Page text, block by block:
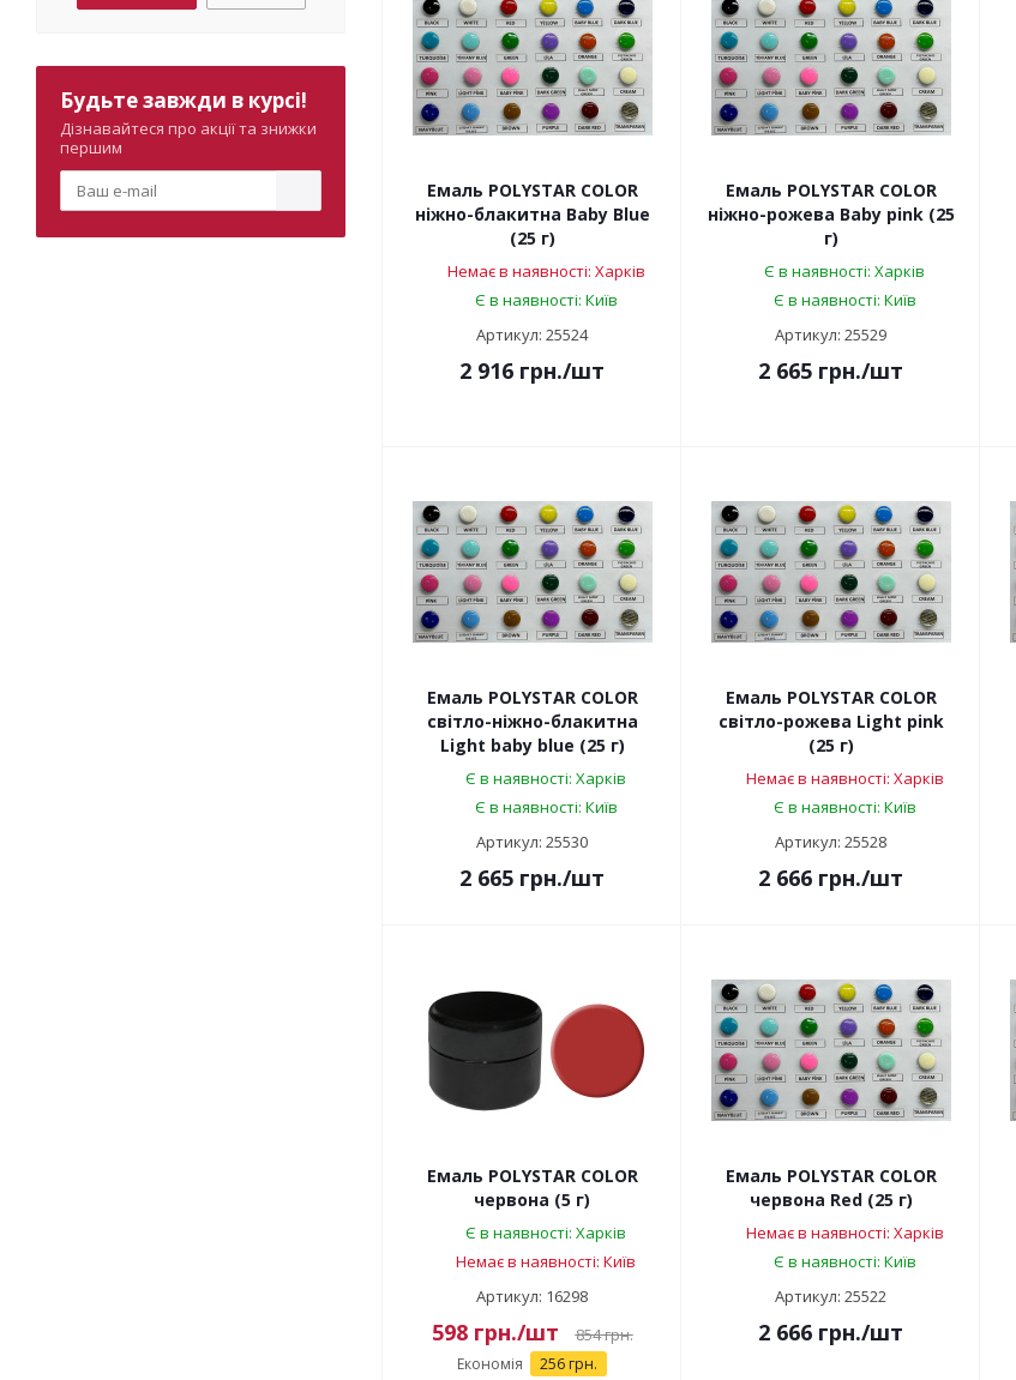
Емаль POLYSTAR COLOR
ніжно-блакитна Baby Blue
(25 г)
Немає в наявності: Харків
Є в наявності: Київ
Артикул: 25524
2 916 грн./шт
Емаль POLYSTAR COLOR
ніжно-рожева Baby pink (25
г)
Є в наявності: Харків
Є в наявності: Київ
Артикул: 25529
2 665 грн./шт
Емаль POLYSTAR COLOR
світло-ніжно-блакитна
Light baby blue (25 г)
Є в наявності: Харків
Є в наявності: Київ
Артикул: 25530
2 665 грн./шт
Емаль POLYSTAR COLOR
світло-рожева Light pink
(25 г)
Немає в наявності: Харків
Є в наявності: Київ
Артикул: 25528
2 666 грн./шт
Емаль POLYSTAR COLOR
червона (5 г)
Є в наявності: Харків
Немає в наявності: Київ
Артикул: 16298
598грн./шт 854грн.
Економія 256 грн.
Емаль POLYSTAR COLOR
червона Red (25 г)
Немає в наявності: Харків
Є в наявності: Київ
Артикул: 25522
2 666 грн./шт
Будьте завжди в курсі!
Дізнавайтеся про акції та знижки
першим